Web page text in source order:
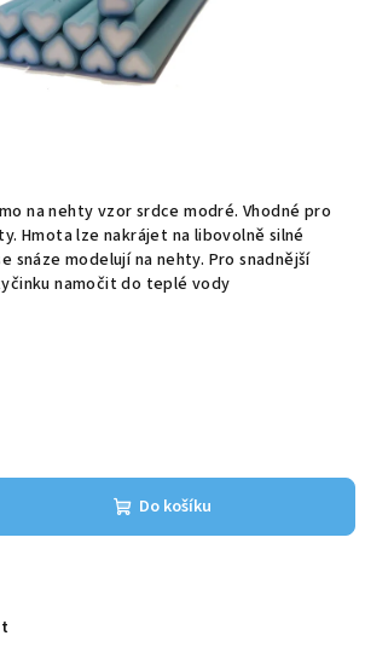
na nehty vzor srdce modré. Vhodné pro
Hmota lze nakrájet na libovolně silné
snáze modelují na nehty. Pro snadnější
namočit do teplé vody
Do košíku